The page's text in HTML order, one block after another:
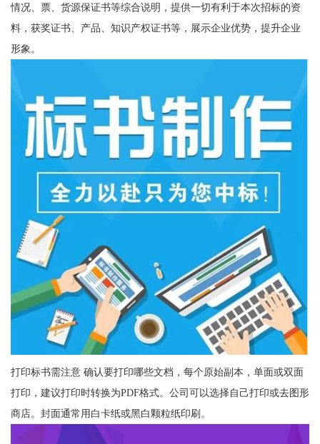
情况、票、货源保证书等综合说明，提供一切有利于本次招标的资
料，获奖证书、产品、知识产权证书等，展示企业优势，提升企业
形象。
打印标书需注意 确认要打印哪些文档，每个原始副本，单面或双面
打印，建议打印时转换为PDF格式。公司可以选择自己打印或去图形
商店。封面通常用白卡纸或黑白颗粒纸印刷。